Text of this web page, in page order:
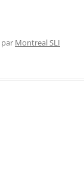
par Montreal SLI